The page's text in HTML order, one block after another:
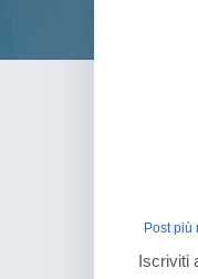
Post più
Iscriviti